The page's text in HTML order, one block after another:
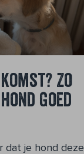
Zo
goed
dat je hond deze